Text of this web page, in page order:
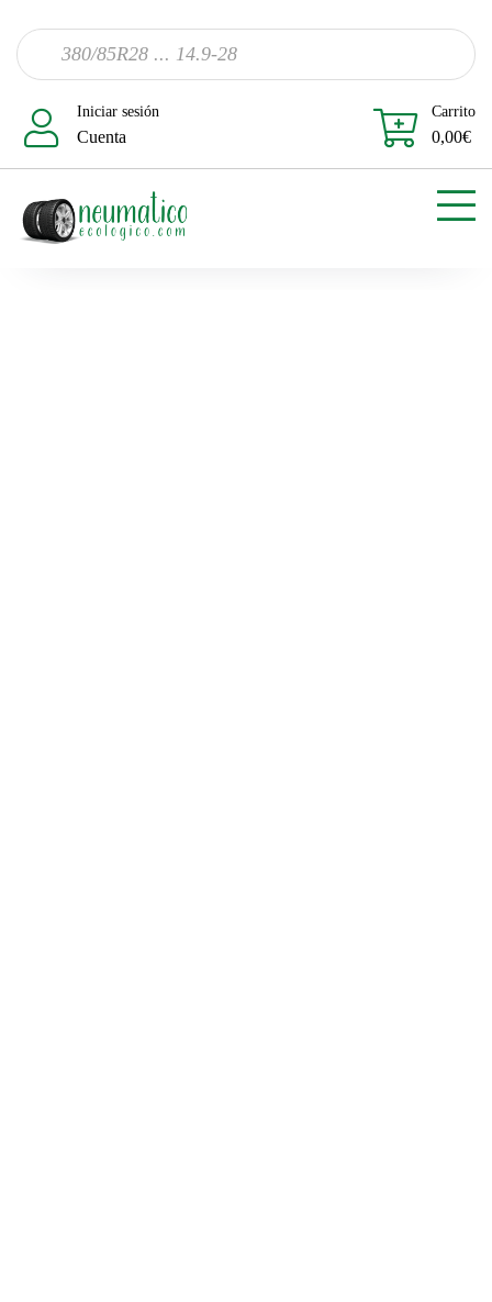
Iniciar sesión
Cuenta
Carrito
0,00€